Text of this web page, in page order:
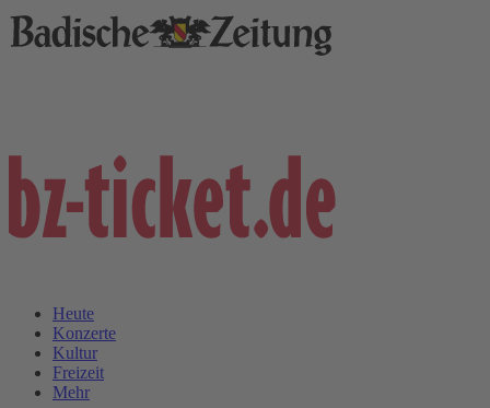
Heute
Konzerte
Kultur
Freizeit
Mehr